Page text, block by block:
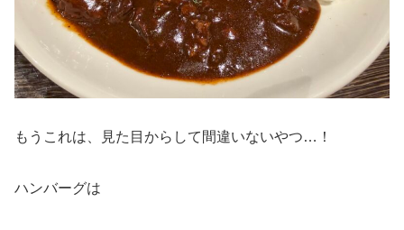
もうこれは、見た目からして間違いないやつ…！
ハンバーグは